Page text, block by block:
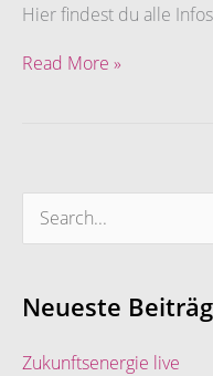
Hier findest du alle
Read More »
h
e
Neueste
Zukunftsenergie live